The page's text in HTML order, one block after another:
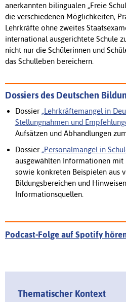
anerkannten bilingualen „Freie
die verschiedenen Möglichkeiten,
Lehrkräfte ohne zweites
international ausgerichtete Schule
nicht nur die Schülerinnen und
das Schulleben bereichern.
Dossiers des Deutschen
Dossier „Lehrkräftemangel in
Stellungnahmen und
Aufsätzen und Abhandlungen
Dossier „Personalmangel in
ausgewählten Informationen mit
sowie konkreten Beispielen aus
Bildungsbereichen und
Informationsquellen.
Podcast-Folge auf Spotify
Thematischer Kontext